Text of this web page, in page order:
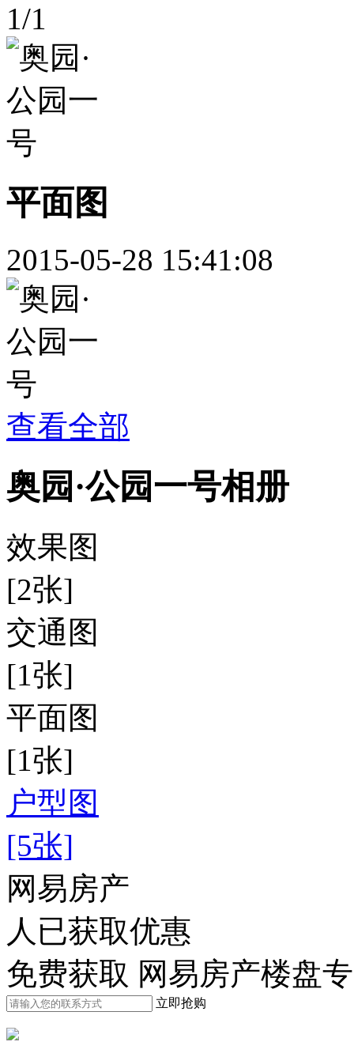
1/1
平面图
2015-05-28 15:41:08
查看全部
奥园·公园一号相册
效果图
[2张]
交通图
[1张]
平面图
[1张]
户型图
[5张]
网易房产
人已获取优惠
免费获取 网易房产楼盘
立即抢购